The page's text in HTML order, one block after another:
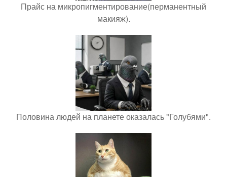
Прайс на микропигментирование(перманентный
макияж).
Половина людей на планете оказалась "Голубями".